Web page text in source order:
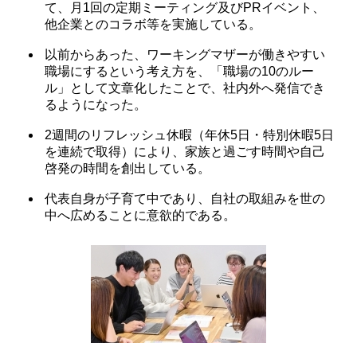
て、月1回の定期ミーティング及びPRイベント、
他企業とのコラボ等を実施している。
以前からあった、ワーキングマザーが働きやすい
職場にするという考え方を、「職場の10のルー
ル」として文章化したことで、社内外へ発信でき
るようになった。
2週間のリフレッシュ休暇（年休5日・特別休暇5日
を連続で取得）により、家族と過ごす時間や自己
啓発の時間を創出している。
代表自身が子育て中であり、自社の取組みを世の
中へ広めることに意欲的である。